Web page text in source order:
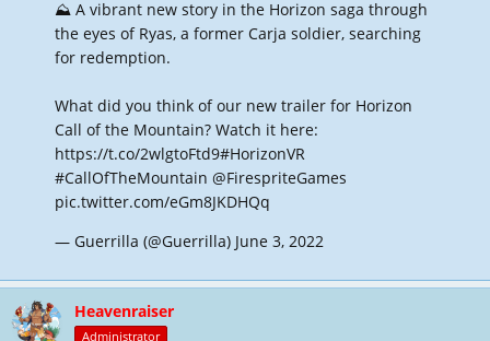
⛰️ A vibrant new story in the Horizon saga through
the eyes of Ryas, a former Carja soldier, searching
for redemption.
What did you think of our new trailer for Horizon
Call of the Mountain? Watch it here:
https://t.co/2wlgtoFtd9#HorizonVR
#CallOfTheMountain @FirespriteGames
pic.twitter.com/eGm8JKDHQq
— Guerrilla (@Guerrilla) June 3, 2022
Heavenraiser
Administrator